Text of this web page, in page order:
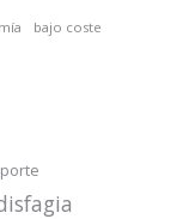
bajo coste